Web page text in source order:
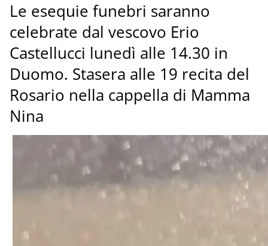
Le esequie funebri saranno
celebrate dal vescovo Erio
Castellucci lunedì alle 14.30 in
Duomo. Stasera alle 19 recita del
Rosario nella cappella di Mamma
Nina